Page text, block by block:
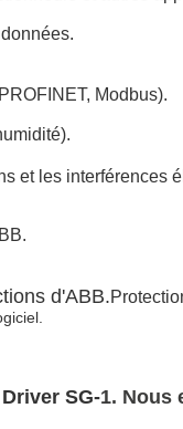
Modbus).
et les interférences
d'ABB.
SG-1. Nous